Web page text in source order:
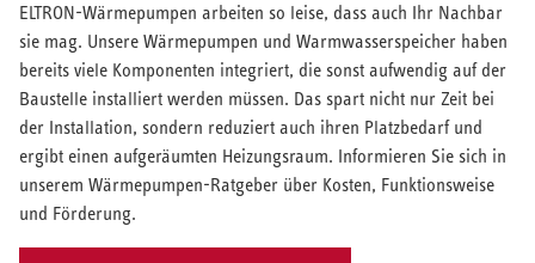
ELTRON-Wärmepumpen arbeiten so leise, dass auch Ihr Nachbar
sie mag. Unsere Wärmepumpen und Warmwasserspeicher haben
bereits viele Komponenten integriert, die sonst aufwendig auf der
Baustelle installiert werden müssen. Das spart nicht nur Zeit bei
der Installation, sondern reduziert auch ihren Platzbedarf und
ergibt einen aufgeräumten Heizungsraum. Informieren Sie sich in
unserem Wärmepumpen-Ratgeber über Kosten, Funktionsweise
und Förderung.